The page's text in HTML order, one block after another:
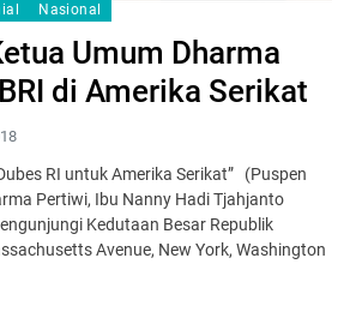
Nasional
Umum Dharma
di Amerika Serikat
RI untuk Amerika Serikat” (Puspen
Pertiwi, Ibu Nanny Hadi Tjahjanto
Kedutaan Besar Republik
Avenue, New York, Washington